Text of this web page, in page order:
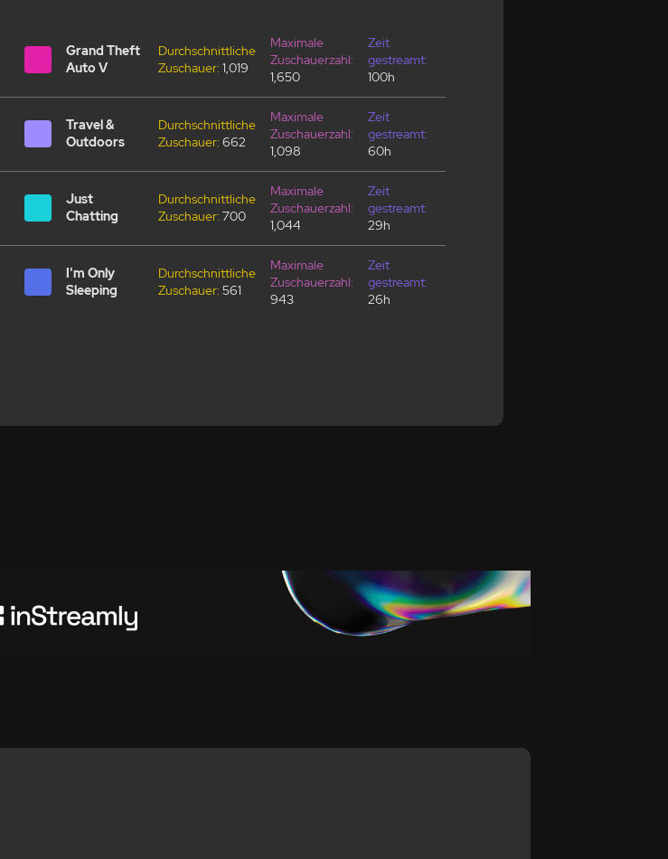
Grand Theft
Auto V
Durchschnittliche
Zuschauer: 1,019
Maximale
Zuschauerzahl:
1,650
Zeit
gestreamt:
100h
Travel &
Outdoors
Durchschnittliche
Zuschauer: 662
Maximale
Zuschauerzahl:
1,098
Zeit
gestreamt:
60h
Just
Chatting
Durchschnittliche
Zuschauer: 700
Maximale
Zuschauerzahl:
1,044
Zeit
gestreamt:
29h
I'm Only
Sleeping
Durchschnittliche
Zuschauer: 561
Maximale
Zuschauerzahl:
943
Zeit
gestreamt:
26h